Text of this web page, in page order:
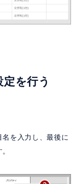
を行う
を入力し、最後に